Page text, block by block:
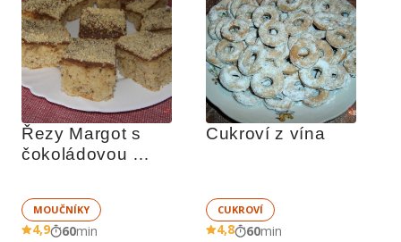
Řezy Margot s
čokoládovou
MOUČNÍKY
4,9 60min
Cukroví z vína
CUKROVÍ
4,8 60min